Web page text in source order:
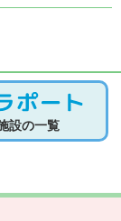
設の一覧
け